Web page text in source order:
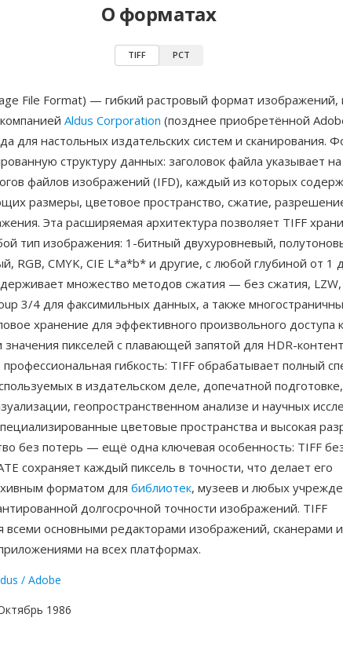
О форматах
TIFF PCT
File Format) — гибкий растровый формат изображений,
Aldus Corporation (позднее приобретённой
для настольных издательских систем и сканирования.
структуру данных: заголовок файла указывает
файлов изображений (IFD), каждый из которых
размеры, цветовое пространство, сжатие,
Эта расширяемая архитектура позволяет TIFF
тип изображения: 1-битный двухуровневый,
RGB, CMYK, CIE L*a*b* и другие, с любой глубиной от 1
множество методов сжатия — без сжатия, LZW,
3/4 для факсимильных данных, а также
хранение для эффективного произвольного доступа
пикселей с плавающей запятой для HDR-
гибкость: TIFF обрабатывает полный
в издательском деле, допечатной подготовке,
геопространственном анализе и научных
цветовые пространства и высокая
без потерь — ещё одна ключевая особенность: TIFF
сохраняет каждый пиксель в точности, что делает его
форматом для библиотек, музеев и любых
долгосрочной точности изображений. TIFF
всеми основными редакторами изображений, сканерами и
на всех платформах.
/ Adobe
1986